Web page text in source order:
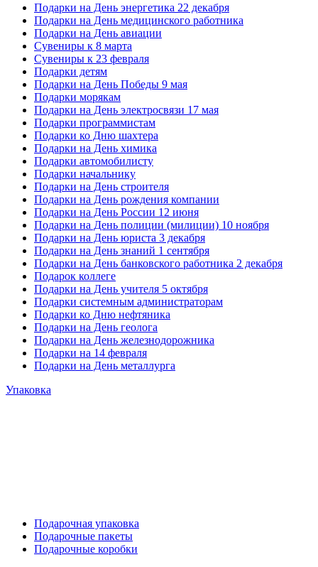
Подарки на День энергетика 22 декабря
Подарки на День медицинского работника
Подарки на День авиации
Сувениры к 8 марта
Сувениры к 23 февраля
Подарки детям
Подарки на День Победы 9 мая
Подарки морякам
Подарки на День электросвязи 17 мая
Подарки программистам
Подарки ко Дню шахтера
Подарки на День химика
Подарки автомобилисту
Подарки начальнику
Подарки на День строителя
Подарки на День рождения компании
Подарки на День России 12 июня
Подарки на День полиции (милиции) 10 ноября
Подарки на День юриста 3 декабря
Подарки на День знаний 1 сентября
Подарки на День банковского работника 2 декабря
Подарок коллеге
Подарки на День учителя 5 октября
Подарки системным администраторам
Подарки ко Дню нефтяника
Подарки на День геолога
Подарки на День железнодорожника
Подарки на 14 февраля
Подарки на День металлурга
Упаковка
Подарочная упаковка
Подарочные пакеты
Подарочные коробки